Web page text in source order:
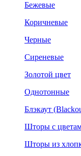
Бежевые
Коричневые
Черные
Сиреневые
Золотой цвет
Однотонные
Блэкаут
Шторы с
Шторы из